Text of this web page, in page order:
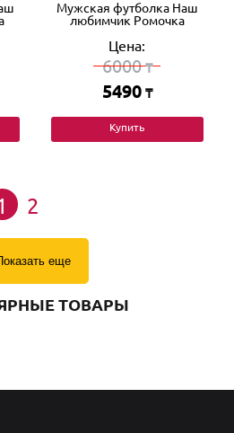
Мужская футболка Наш
любимчик Ромочка
Цена:
6000₸
5490 ₸
Купить
2
еще
ТОВАРЫ